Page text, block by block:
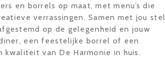
en borrels op maat, met menu’s die
verrassingen. Samen met jou stel
op de gelegenheid en jouw
een feestelijke borrel of een
kwaliteit van De Harmonie in huis.